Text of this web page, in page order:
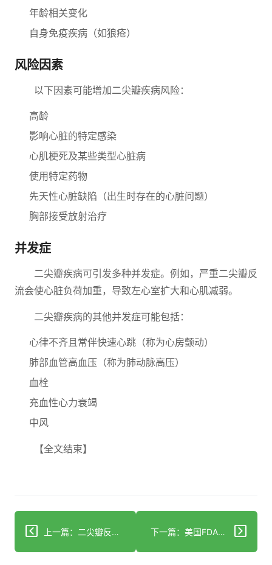
年龄相关变化
自身免疫疾病（如狼疮）
风险因素
以下因素可能增加二尖瓣疾病风险：
高龄
影响心脏的特定感染
心肌梗死及某些类型心脏病
使用特定药物
先天性心脏缺陷（出生时存在的心脏问题）
胸部接受放射治疗
并发症
二尖瓣疾病可引发多种并发症。例如，严重二尖瓣反
流会使心脏负荷加重，导致左心室扩大和心肌减弱。
二尖瓣疾病的其他并发症可能包括：
心律不齐且常伴快速心跳（称为心房颤动）
肺部血管高血压（称为肺动脉高压）
血栓
充血性心力衰竭
中风
【全文结束】
上一篇：二尖瓣反流：症状与病因 下一篇：美国FDA批准首款口服减肥药预防心脏病和中风 医生详解Rybelsus作用机制